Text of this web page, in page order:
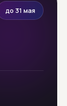
до 31 мая